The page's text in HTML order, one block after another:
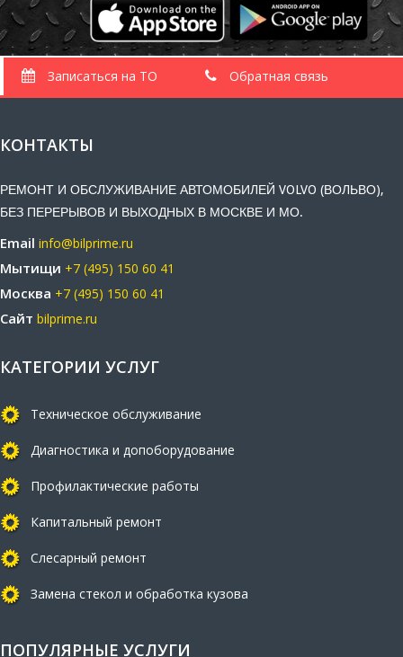
Записаться на ТО Обратная связь
КОНТАКТЫ
РЕМОНТ И ОБСЛУЖИВАНИЕ АВТОМОБИЛЕЙ VOLVO (ВОЛЬВО),
БЕЗ ПЕРЕРЫВОВ И ВЫХОДНЫХ В МОСКВЕ И МО.
Email info@bilprime.ru
Мытищи +7 (495) 150 60 41
Москва +7 (495) 150 60 41
Сайт bilprime.ru
КАТЕГОРИИ УСЛУГ
Техническое обслуживание
Диагностика и допоборудование
Профилактические работы
Капитальный ремонт
Слесарный ремонт
Замена стекол и обработка кузова
ПОПУЛЯРНЫЕ УСЛУГИ